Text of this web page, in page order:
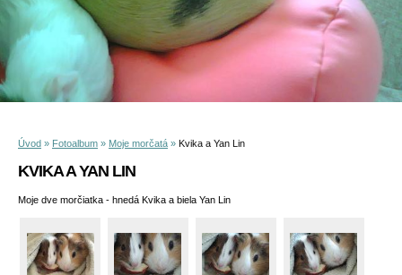
Úvod » Fotoalbum » Moje morčatá » Kvika a Yan Lin
KVIKA A YAN LIN
Moje dve morčiatka - hnedá Kvika a biela Yan Lin